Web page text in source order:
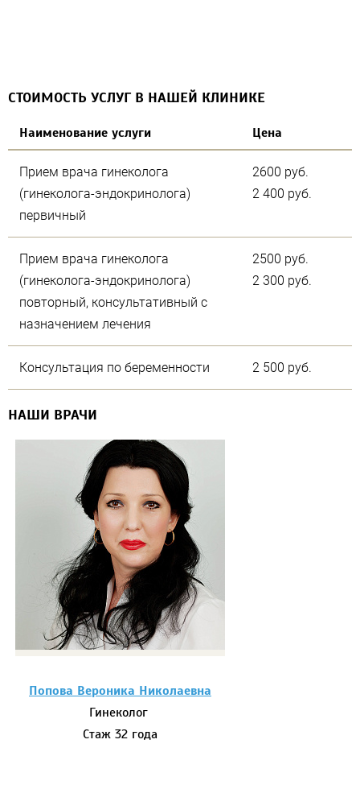
СТОИМОСТЬ УСЛУГ В НАШЕЙ КЛИНИКЕ
Наименование услуги Цена
Прием врача гинеколога
(гинеколога-эндокринолога)
первичный
2600 руб.
2 400 руб.
Прием врача гинеколога
(гинеколога-эндокринолога)
повторный, консультативный с
назначением лечения
2500 руб.
2 300 руб.
Консультация по беременности 2 500 руб.
НАШИ ВРАЧИ
Попова Вероника Николаевна
Гинеколог
Стаж 32 года